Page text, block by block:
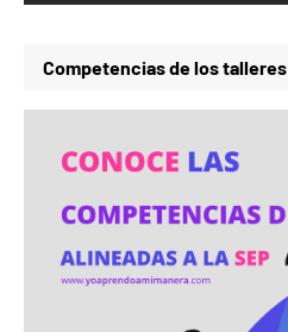
Competencias de los talleres